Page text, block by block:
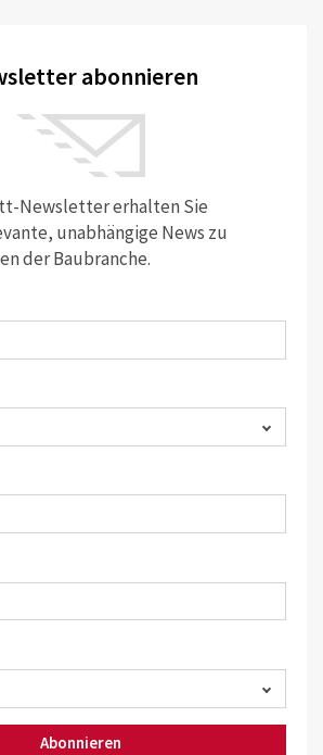
abonnieren
Newsletter erhalten Sie
unabhängige News zu
der Baubranche.
Abonnieren